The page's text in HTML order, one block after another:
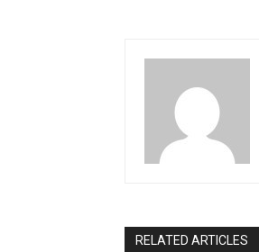
RELATED ARTICLES